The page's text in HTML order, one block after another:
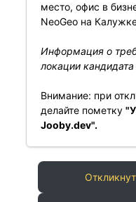
место, офис в
NeoGeo на
Информация о
локации кандидата
Внимание: при
делайте пометку
Jooby.dev".